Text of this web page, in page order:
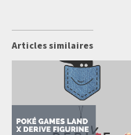
Articles similaires